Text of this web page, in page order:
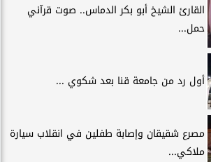
القارئ الشيخ أبو بكر الدماس.. صوت قرآني
حمل...
أول رد من جامعة قنا بعد شكوي ...
مصرع شقيقان وإصابة طفلين في انقلاب سيارة
ملاكي...